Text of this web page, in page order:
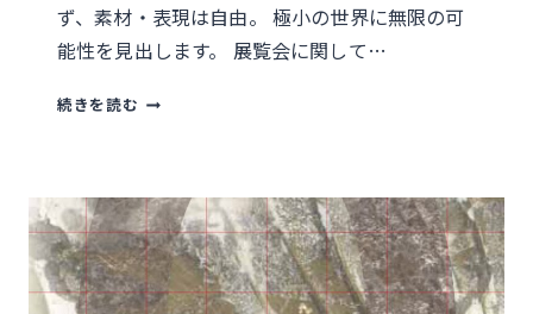
ず、素材・表現は自由。 極小の世界に無限の可
能性を見出します。 展覧会に関して…
続きを読む 9
日
～
27
日